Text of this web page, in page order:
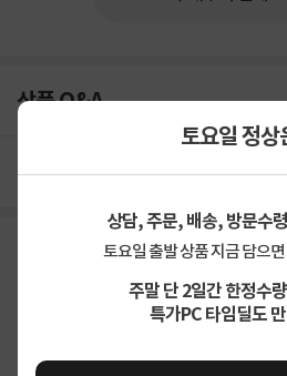
토요일 정상
상담, 주문, 배송, 방문수
토요일 출발 상품 지금 담으
주말 단 2일간 한정수
특가PC 타임딜도
상품 Q&A
등록된 Q&A가
토요일출발 비슷한 상품